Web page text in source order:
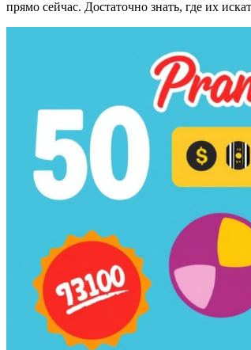
прямо сейчас. Достаточно знать, где их